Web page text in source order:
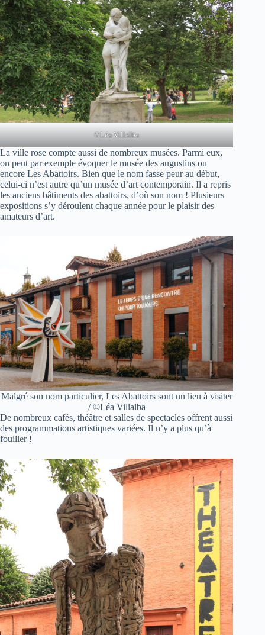
©Léa Villalba
La ville rose compte aussi de nombreux musées. Parmi eux,
on peut par exemple évoquer le musée des augustins ou
encore Les Abattoirs. Bien que le nom fasse peur au début,
celui-ci n’est autre qu’un musée d’art contemporain. Il a repris
les anciens bâtiments des abattoirs, d’où son nom ! Plusieurs
expositions s’y déroulent chaque année pour le plaisir des
amateurs d’art.
Malgré son nom particulier, Les Abattoirs sont un lieu à visiter
/ ©Léa Villalba
De nombreux cafés, théâtre et salles de spectacles offrent aussi
des programmations artistiques variées. Il n’y a plus qu’à
fouiller !